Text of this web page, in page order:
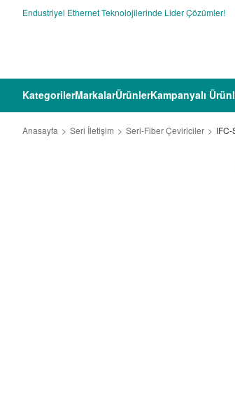
Endustriyel Ethernet Teknolojilerinde Lider Çözümler!
KategorilerMarkalarÜrünlerKampanyalı
Anasayfa Seri İletişim Seri-Fiber Çeviriciler